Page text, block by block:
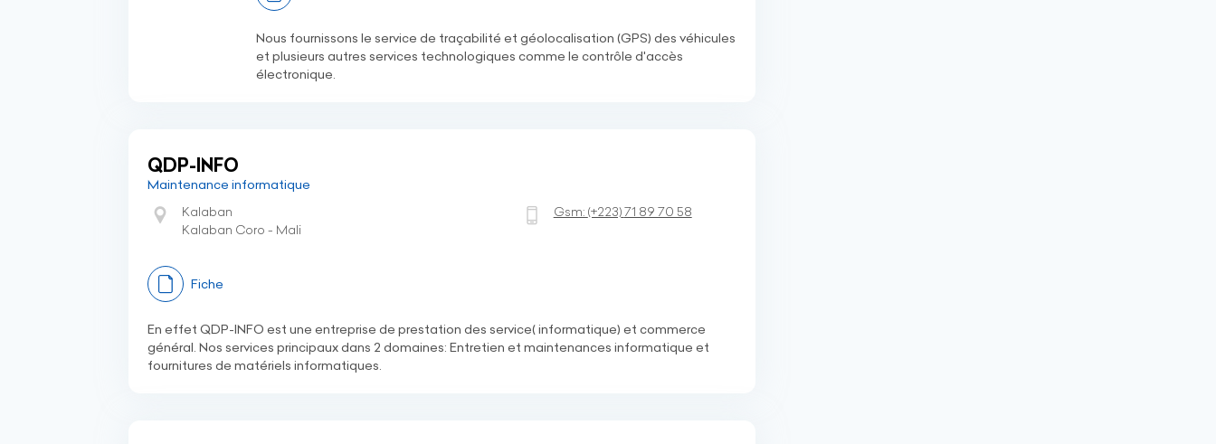
Nous fournissons le service de traçabilité et géolocalisation (GPS) des véhicules
et plusieurs autres services technologiques comme le contrôle d'accès
électronique.
QDP-INFO
Maintenance informatique
Kalaban
Kalaban Coro - Mali
Gsm: (+223)71 89 70 58
Fiche
En effet QDP-INFO est une entreprise de prestation des service( informatique) et commerce
général. Nos services principaux dans 2 domaines: Entretien et maintenances informatique et
fournitures de matériels informatiques.